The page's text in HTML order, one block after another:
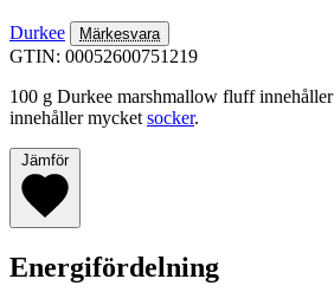
Durkee Märkesvara
GTIN: 00052600751219
100 g Durkee marshmallow fluff
innehåller mycketsocker.
Jämför
Energifördelning